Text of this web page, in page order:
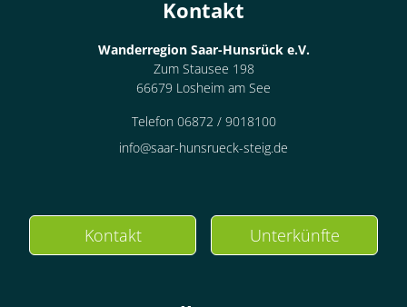
Kontakt
Wanderregion Saar-Hunsrück e.V.
Zum Stausee 198
66679 Losheim am See
Telefon 06872 / 9018100
info@saar-hunsrueck-steig.de
Kontakt Unterkünfte